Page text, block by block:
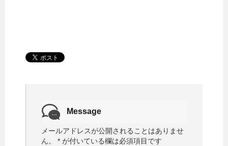
Message
メールアドレスが公開されることはありませ
ん。
* が付いている欄は必須項目です